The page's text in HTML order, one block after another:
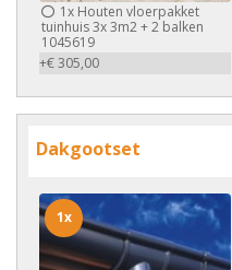
1x Houten vloerpakket
tuinhuis 3x 3m2 + 2 balken
1045619
+€ 305,00
Dakgootset
1x